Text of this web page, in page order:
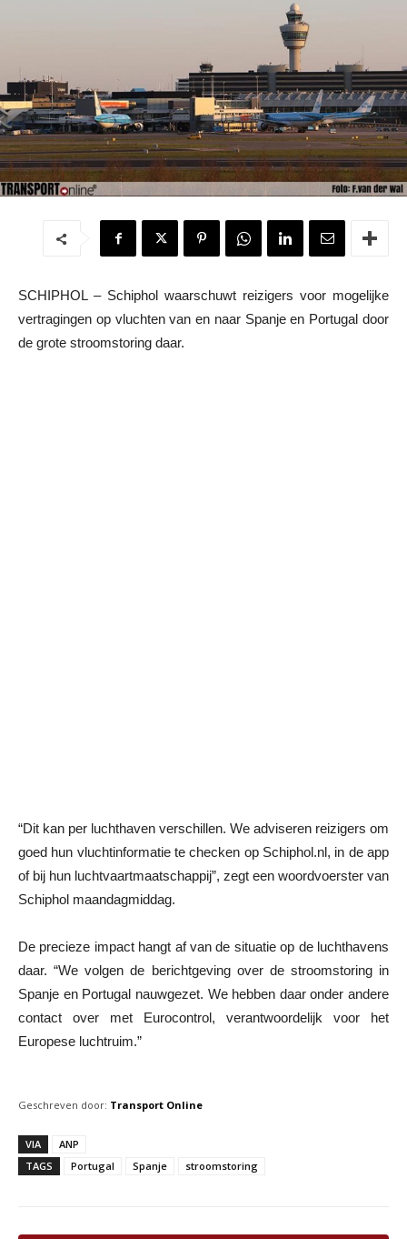
SCHIPHOL – Schiphol waarschuwt reizigers voor mogelijke
vertragingen op vluchten van en naar Spanje en Portugal door
de grote stroomstoring daar.
“Dit kan per luchthaven verschillen. We adviseren reizigers om
goed hun vluchtinformatie te checken op Schiphol.nl, in de app
of bij hun luchtvaartmaatschappij”, zegt een woordvoerster van
Schiphol maandagmiddag.
De precieze impact hangt af van de situatie op de luchthavens
daar. “We volgen de berichtgeving over de stroomstoring in
Spanje en Portugal nauwgezet. We hebben daar onder andere
contact over met Eurocontrol, verantwoordelijk voor het
Europese luchtruim.”
Geschreven door: Transport Online
VIA
ANP
TAGS
Portugal Spanje stroomstoring